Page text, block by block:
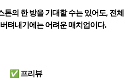
톤의 한 방을 기대할 수는 있어도, 전체
텨내기에는 어려운 매치업이다.
✅ 프리뷰